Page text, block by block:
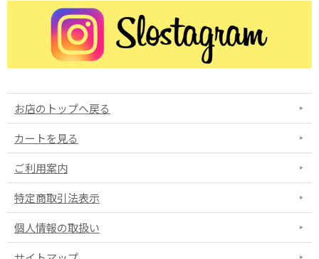
お店のトップへ戻る
カートを見る
ご利用案内
特定商取引法表示
個人情報の取扱い